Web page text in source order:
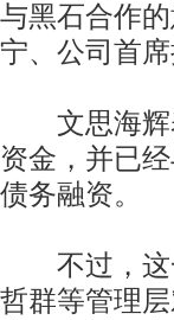
与黑石合作
宁、公司首
文思海辉
资金，并已
债务融资。
不过，这
哲群等管理